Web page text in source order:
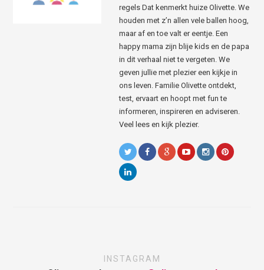
regels Dat kenmerkt huize Olivette. We
houden met z’n allen vele ballen hoog,
maar af en toe valt er eentje. Een
happy mama zijn blije kids en de papa
in dit verhaal niet te vergeten. We
geven jullie met plezier een kijkje in
ons leven. Familie Olivette ontdekt,
test, ervaart en hoopt met fun te
informeren, inspireren en adviseren.
Veel lees en kijk plezier.
INSTAGRAM